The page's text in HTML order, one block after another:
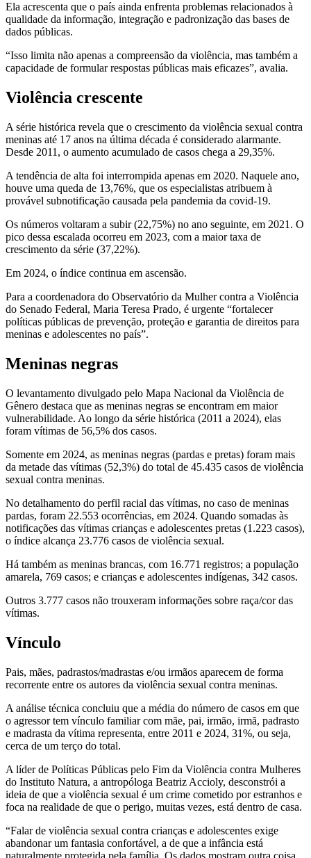
Ela acrescenta que o país ainda enfrenta problemas relacionados à
qualidade da informação, integração e padronização das bases de
dados públicas.
“Isso limita não apenas a compreensão da violência, mas também a
capacidade de formular respostas públicas mais eficazes”, avalia.
Violência crescente
A série histórica revela que o crescimento da violência sexual contra
meninas até 17 anos na última década é considerado alarmante.
Desde 2011, o aumento acumulado de casos chega a 29,35%.
A tendência de alta foi interrompida apenas em 2020. Naquele ano,
houve uma queda de 13,76%, que os especialistas atribuem à
provável subnotificação causada pela pandemia da covid-19.
Os números voltaram a subir (22,75%) no ano seguinte, em 2021. O
pico dessa escalada ocorreu em 2023, com a maior taxa de
crescimento da série (37,22%).
Em 2024, o índice continua em ascensão.
Para a coordenadora do Observatório da Mulher contra a Violência
do Senado Federal, Maria Teresa Prado, é urgente “fortalecer
políticas públicas de prevenção, proteção e garantia de direitos para
meninas e adolescentes no país”.
Meninas negras
O levantamento divulgado pelo Mapa Nacional da Violência de
Gênero destaca que as meninas negras se encontram em maior
vulnerabilidade. Ao longo da série histórica (2011 a 2024), elas
foram vítimas de 56,5% dos casos.
Somente em 2024, as meninas negras (pardas e pretas) foram mais
da metade das vítimas (52,3%) do total de 45.435 casos de violência
sexual contra meninas.
No detalhamento do perfil racial das vítimas, no caso de meninas
pardas, foram 22.553 ocorrências, em 2024. Quando somadas às
notificações das vítimas crianças e adolescentes pretas (1.223 casos),
o índice alcança 23.776 casos de violência sexual.
Há também as meninas brancas, com 16.771 registros; a população
amarela, 769 casos; e crianças e adolescentes indígenas, 342 casos.
Outros 3.777 casos não trouxeram informações sobre raça/cor das
vítimas.
Vínculo
Pais, mães, padrastos/madrastas e/ou irmãos aparecem de forma
recorrente entre os autores da violência sexual contra meninas.
A análise técnica concluiu que a média do número de casos em que
o agressor tem vínculo familiar com mãe, pai, irmão, irmã, padrasto
e madrasta da vítima representa, entre 2011 e 2024, 31%, ou seja,
cerca de um terço do total.
A líder de Políticas Públicas pelo Fim da Violência contra Mulheres
do Instituto Natura, a antropóloga Beatriz Accioly, desconstrói a
ideia de que a violência sexual é um crime cometido por estranhos e
foca na realidade de que o perigo, muitas vezes, está dentro de casa.
“Falar de violência sexual contra crianças e adolescentes exige
abandonar um fantasia confortável, a de que a infância está
naturalmente protegida pela família. Os dados mostram outra coisa.